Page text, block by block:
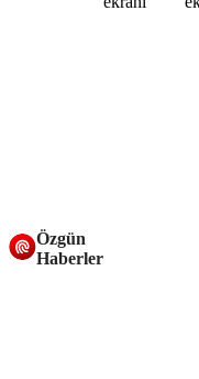
Özgün
Haberler